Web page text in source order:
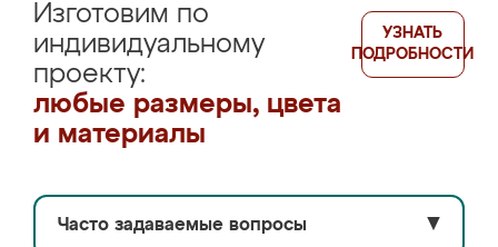
Изготовим по
индивидуальному
проекту:
любые размеры, цвета
и материалы
УЗНАТЬ
ПОДРОБНОСТИ
Часто задаваемые вопросы ▼